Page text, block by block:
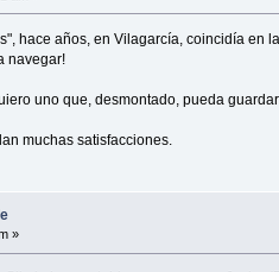
hace años, en Vilagarcía, coincidía
navegar!
uno que, desmontado, pueda
muchas satisfacciones.
»